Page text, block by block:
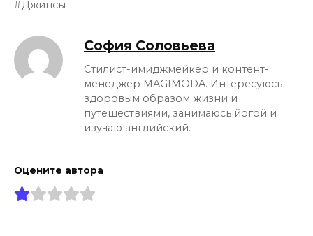
Джинсы
София Соловьева
Стилист-имиджмейкер и контент-
менеджер MAGIMODA. Интересуюсь
здоровым образом жизни и
путешествиями, занимаюсь йогой и
изучаю английский.
Оцените автора